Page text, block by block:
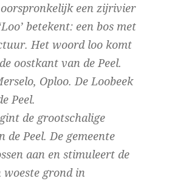
oorspronkelijk een zijrivier
betekent: een bos met
Het woord loo komt
oostkant van de Peel.
Oploo. De Loobeek
Peel.
de grootschalige
Peel. De gemeente
aan en stimuleert de
grond in